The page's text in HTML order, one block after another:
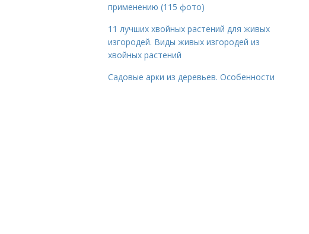
применению (115 фото)
11 лучших хвойных растений для живых
изгородей. Виды живых изгородей из
хвойных растений
Садовые арки из деревьев. Особенности